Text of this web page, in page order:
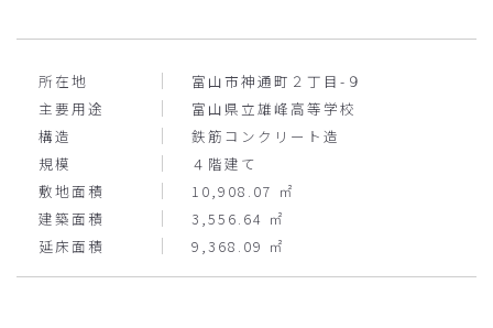
所在地
富山市神通町２丁目-９
主要用途
富山県立雄峰高等学校
構造
鉄筋コンクリート造
規模
４階建て
敷地面積
10,908.07 ㎡
建築面積
3,556.64 ㎡
延床面積
9,368.09 ㎡